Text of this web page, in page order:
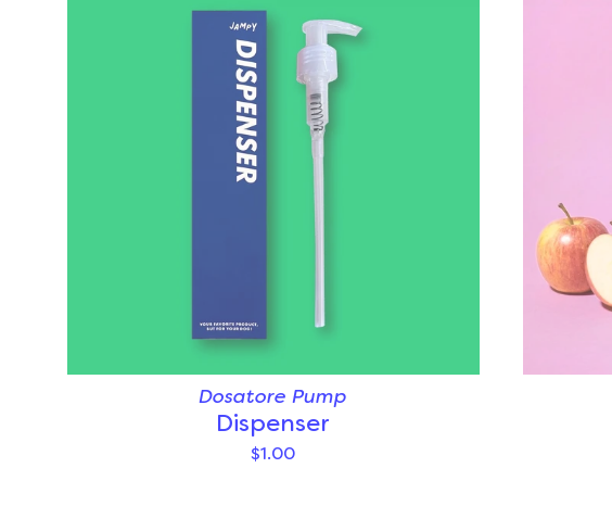
Dosatore Pump
Dispenser
$1.00